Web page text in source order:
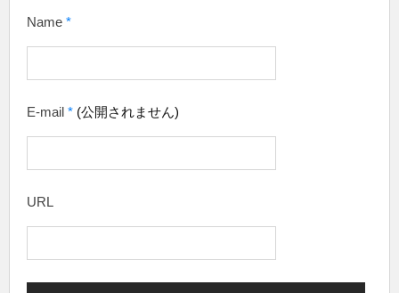
Name *
E-mail * (公開されません)
URL